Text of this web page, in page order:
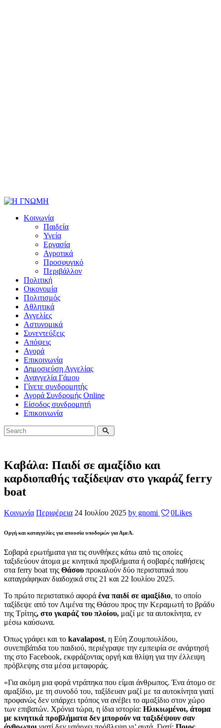
Κοινωνία
Παιδεία
Υγεία
Εργασία
Αγροτικά
Προσφυγικό
Περιβάλλον
Πολιτική
Οικονομία
Πολιτισμός
Αθλητικά
Αγγελίες
Αστυνομικά
Συνεντεύξεις
Απόψεις
Αγορά
Επικοινωνία
Δημοσιεύση Αγγελίας
Αναγγελία Γάμου
Γίνετε συνδρομητής
Αγορά Συνδρομής Online
Είσοδος συνδρομητή
Επικοινωνία
Καβάλα: Παιδί σε αμαξίδιο και
καρδιοπαθής ταξίδεψαν στο γκαράζ ferry
boat
Κοινωνία Περιφέρεια 24 Ιουλίου 2025 by gnomi 0Likes
Οργή και καταγγελίες για απουσία υποδομών για ΑμεΑ.
Σοβαρά ερωτήματα για τις συνθήκες κάτω από τις οποίες
ταξιδεύουν άτομα με κινητικά προβλήματα ή σοβαρές παθήσεις
στα ferry boat της Θάσου προκαλούν δύο περιστατικά που
καταγράφηκαν διαδοχικά στις 21 και 22 Ιουλίου 2025.
Το πρώτο περιστατικό αφορά ένα παιδί σε αμαξίδιο, το οποίο
ταξίδεψε από τον Λιμένα της Θάσου προς την Κεραμωτή το βράδυ
της Τρίτης, στο γκαράζ του πλοίου, μαζί με τα αυτοκίνητα, εν
μέσω καύσωνα.
Όπως γράφει και το kavalapost, η Εύη Ζουμπουλίδου,
συνεπιβάτιδα του παιδιού, περιέγραψε την εμπειρία σε ανάρτησή
της στο Facebook, εκφράζοντας οργή και θλίψη για την έλλειψη
πρόβλεψης στα μέσα μεταφοράς.
«Για ακόμη μια φορά ντράπηκα που είμαι άνθρωπος. Ένα άτομο σε
αμαξίδιο, με τη συνοδό του, ταξίδευαν μαζί με τα αυτοκίνητα γιατί
προφανώς δεν υπάρχει τρόπος να ανέβει το αμαξίδιο στον χώρο
των επιβατών. Χρόνια τώρα, η ίδια ιστορία: Ηλικιωμένοι, άτομα
με κινητικά προβλήματα δεν μπορούν να ταξιδέψουν σαν